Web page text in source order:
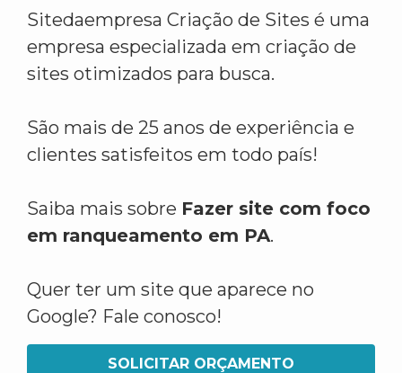
Sitedaempresa Criação de Sites é uma
empresa especializada em criação de
sites otimizados para busca.
São mais de 25 anos de experiência e
clientes satisfeitos em todo país!
Saiba mais sobre Fazer site com foco
em ranqueamento em PA.
Quer ter um site que aparece no
Google? Fale conosco!
SOLICITAR ORÇAMENTO